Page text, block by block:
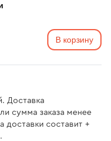
В корзину
Доставка
сумма заказа менее
доставки составит +